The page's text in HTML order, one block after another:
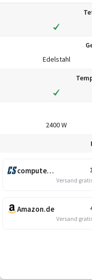
Edelstahl
2400 W
computersalg.de
Versand
Amazon.de
Versand